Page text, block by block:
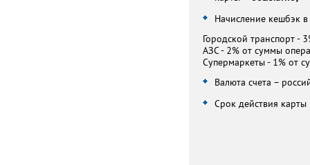
Начисление кешбэк
Городской транспорт -
АЗС - 2% от суммы
Супермаркеты - 1% от
Валюта счета –
Срок действия карты